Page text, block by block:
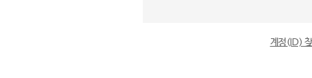
계정(ID)